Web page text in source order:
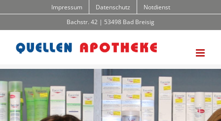
Inhalt
springen
Impressum Datenschutz
Notdienst
Bachstr. 42 | 53498 Bad Breisig